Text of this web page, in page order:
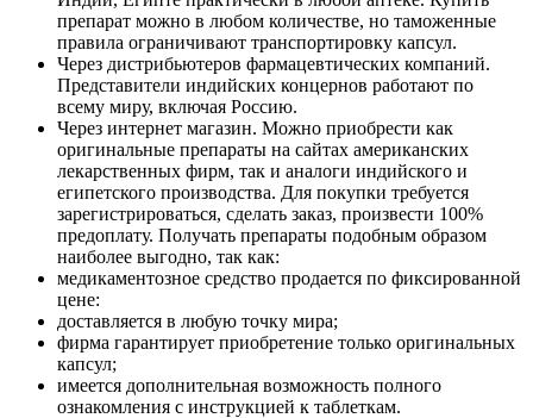
препарат можно в любом количестве, но таможенные
правила ограничивают транспортировку капсул.
Через дистрибьютеров фармацевтических компаний.
Представители индийских концернов работают по
всему миру, включая Россию.
Через интернет магазин. Можно приобрести как
оригинальные препараты на сайтах американских
лекарственных фирм, так и аналоги индийского и
египетского производства. Для покупки требуется
зарегистрироваться, сделать заказ, произвести 100%
предоплату. Получать препараты подобным образом
наиболее выгодно, так как:
медикаментозное средство продается по фиксированной
цене:
доставляется в любую точку мира;
фирма гарантирует приобретение только оригинальных
капсул;
имеется дополнительная возможность полного
ознакомления с инструкцией к таблеткам.